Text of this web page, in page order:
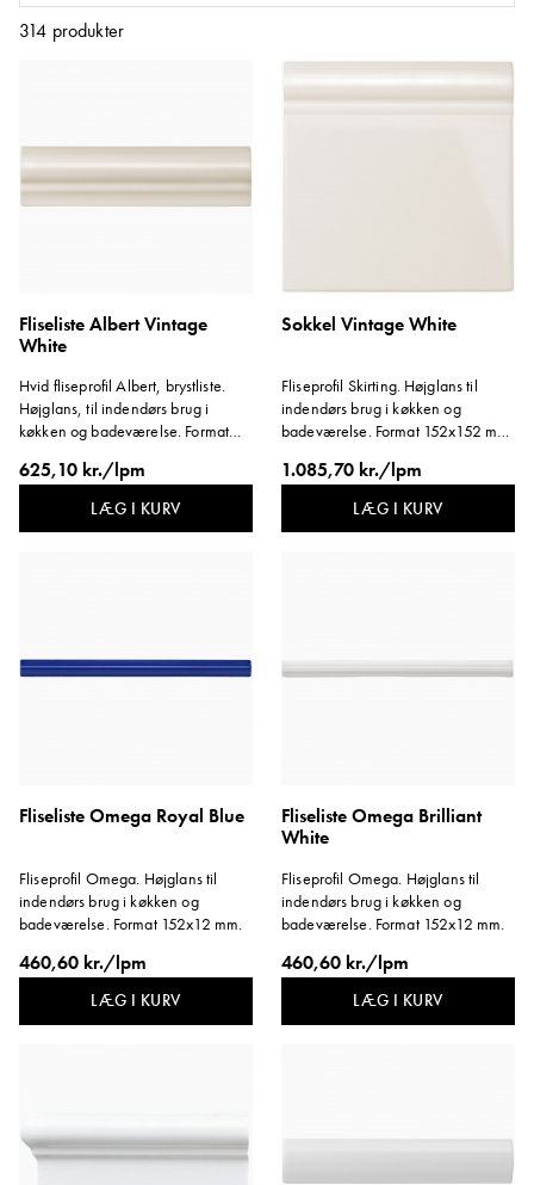
314 produkter
Fliseliste Albert Vintage
White
Hvid fliseprofil Albert, brystliste.
Højglans, til indendørs brug i
køkken og badeværelse. Format
625,10 kr./lpm
LÆG I KURV
Sokkel Vintage White
Fliseprofil Skirting. Højglans til
indendørs brug i køkken og
badeværelse. Format 152x152 mm.
1.085,70 kr./lpm
LÆG I KURV
Fliseliste Omega Royal Blue
Fliseprofil Omega. Højglans til
indendørs brug i køkken og
badeværelse. Format 152x12 mm.
460,60 kr./lpm
LÆG I KURV
Fliseliste Omega Brilliant
White
Fliseprofil Omega. Højglans til
indendørs brug i køkken og
badeværelse. Format 152x12 mm.
460,60 kr./lpm
LÆG I KURV